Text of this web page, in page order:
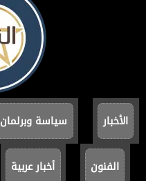
الأخبار سياسة وبرلمان
الفنون أخبار عربية